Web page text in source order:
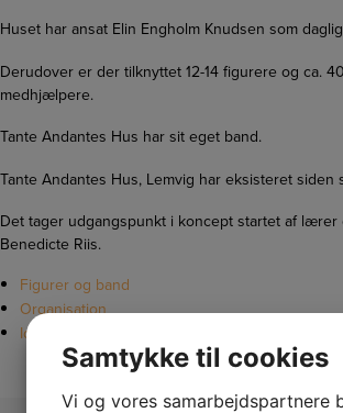
Huset har ansat Elin Engholm Knudsen som
Derudover er der tilknyttet 12-14 figurere og ca.
medhjælpere.
Tante Andantes Hus har sit eget band.
Tante Andantes Hus, Lemvig har eksisteret siden
Det tager udgangspunkt i koncept startet af lærer
Benedicte Riis.
Figurer og band
Organisation
Idé og formål
Samtykke til cookies
Vi og vores samarbejdspartnere